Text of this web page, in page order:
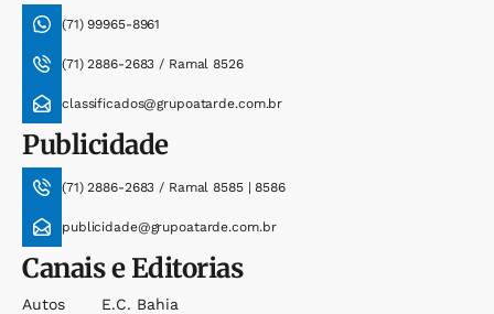
(71) 99965-8961
(71) 2886-2683 / Ramal 8526
classificados@grupoatarde.com.br
Publicidade
(71) 2886-2683 / Ramal 8585 | 8586
publicidade@grupoatarde.com.br
Canais e Editorias
Autos
E.c. Bahia